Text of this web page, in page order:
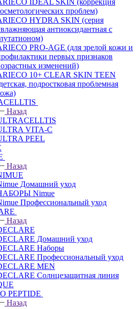
IDEAL SKIN (коррекция
проблем)
HYDRA SKIN (серия
антиоксидантная с
PRO-AGE (для зрелой кожи и
первых признаков
изменений)
10+ CLEAR SKIN TEEN
подростковая проблемная
Назад
VITA-C
PEEL
Назад
Домашний уход
Nimue
Профессиональный уход
Назад
Домашний уход
Наборы
Профессиональный уход
MEN
Солнцезащитная линия
PEPTIDE
Назад